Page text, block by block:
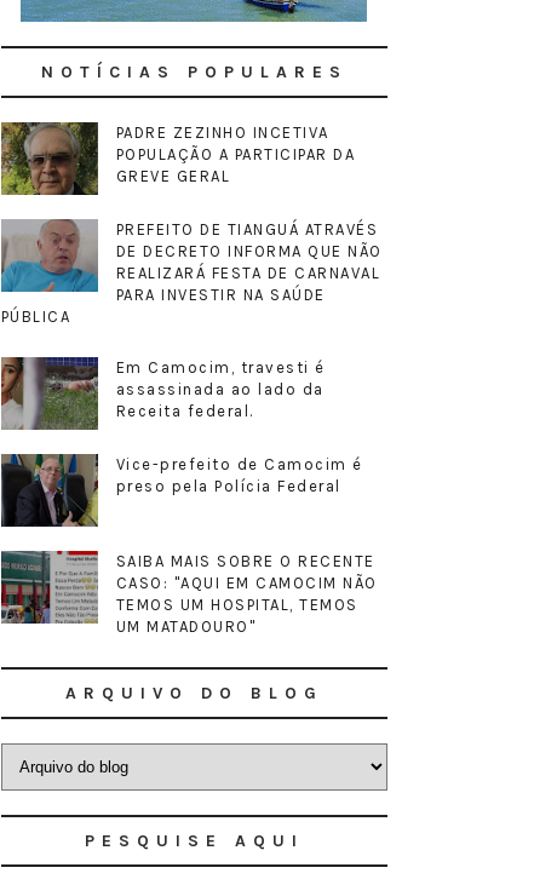
NOTÍCIAS POPULARES
PADRE ZEZINHO INCETIVA
POPULAÇÃO A PARTICIPAR DA
GREVE GERAL
PREFEITO DE TIANGUÁ ATRAVÉS
DE DECRETO INFORMA QUE NÃO
REALIZARÁ FESTA DE CARNAVAL
PARA INVESTIR NA SAÚDE
PÚBLICA
Em Camocim, travesti é
assassinada ao lado da
Receita federal.
Vice-prefeito de Camocim é
preso pela Polícia Federal
SAIBA MAIS SOBRE O RECENTE
CASO: "AQUI EM CAMOCIM NÃO
TEMOS UM HOSPITAL, TEMOS
UM MATADOURO"
ARQUIVO DO BLOG
PESQUISE AQUI